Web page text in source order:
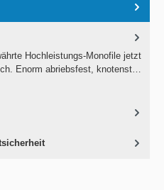
Hochleistungs-Monofile jetzt
Enorm abriebsfest, knotenst…